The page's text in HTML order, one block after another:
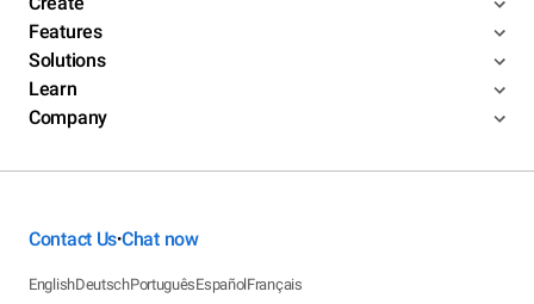
Features
Solutions
Learn
Company
Contact Us•Chat now
EnglishDeutschPortuguêsEspañolFrançais